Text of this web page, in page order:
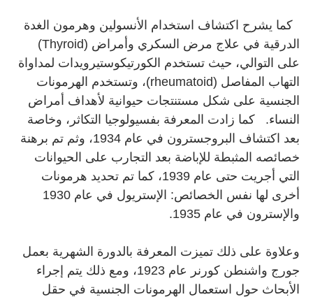
كما يشرح اكتشاف استخدام الأنسولين وهرمون الغدة
الدرقية في علاج مرض السكري وأمراض (Thyroid)
على التوالي، حيث تستخدم الكورتيكوستيرويدات لمداواة
التهاب المفاصل (rheumatoid)، وتستخدم الهرمونات
الجنسية على شكل مستنتجات حيوانية لأهداف أمراض
النساء. كما زادت المعرفة بفسيولوجيا التكاثر، وخاصة
بعد اكتشاف البروجسترون في عام 1934، وثم تم برهنة
خصائصه المثبطة للإباضة بعد التجارب على الحيوانات
التي أجريت حتى عام 1939، كما تم تحديد هرمونات
أخرى لها نفس الخصائص: الإستريول في عام 1930
والإسترون في عام 1935.
وعلاوة على ذلك تميزت المعرفة بالدورة الشهرية بعمل
جورج واشنطن كورنر عام 1923، ومع ذلك يتم إجراء
الأبحاث حول استعمال الهرمونات الجنسية في حقل